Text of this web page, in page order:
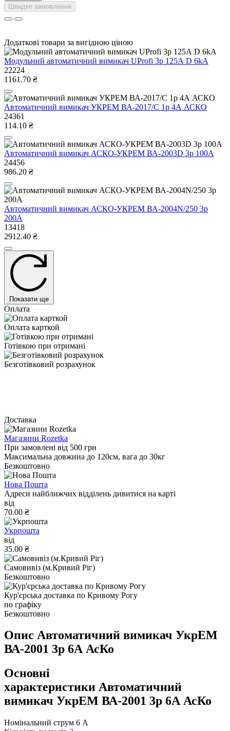
Швидке замовлення
Додаткові товари за вигідною ціною
Модульний автоматичний вимикач UProfi 3р 125А D 6kА
22224
1161.70 ₴
Автоматичний вимикач УКРЕМ ВА-2017/С 1р 4А АСКО
24361
114.10 ₴
Автоматичний вимикач АСКО-УКРЕМ ВА-2003D 3р 100А
24456
986.20 ₴
Автоматичний вимикач АСКО-УКРЕМ ВА-2004N/250 3р
200А
13418
2912.40 ₴
Показати ще
Оплата
Оплата карткой
Готівкою при отримані
Безготівковий розрахунок
Доставка
Магазини Rozetka
При замовлені від 500 грн
Максимальна довжина до 120см, вага до 30кг
Безкоштовно
Нова Пошта
Адреси найближчих відділень дивитися на карті
від
70.00 ₴
Укрпошта
від
35.00 ₴
Самовивіз (м.Кривий Ріг)
Безкоштовно
Кур'єрська доставка по Кривому Рогу
по графіку
Безкоштовно
Опис Автоматичний вимикач УкрЕМ
ВА-2001 3р 6А АсКо
Основні
характеристики Автоматичний
вимикач УкрЕМ ВА-2001 3р 6А АсКо
Номінальний струм 6 А